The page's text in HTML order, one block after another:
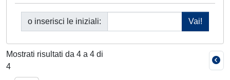
o inserisci le iniziali:
Mostrati risultati da 4 a 4 di
4